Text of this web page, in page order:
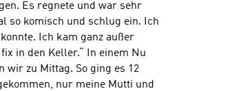
Es regnete und war sehr
so komisch und schlug ein. Ich
Ich kam ganz außer
in den Keller.“ In einem Nu
wir zu Mittag. So ging es 12
nur meine Mutti und